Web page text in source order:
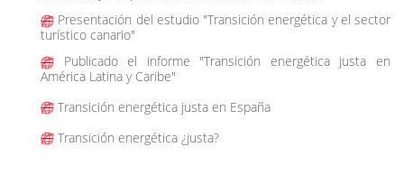
Presentación del estudio "Transición energética y el sector
turístico canario"
Publicado el informe "Transición energética justa en
América Latina y Caribe"
Transición energética justa en España
Transición energética ¿justa?